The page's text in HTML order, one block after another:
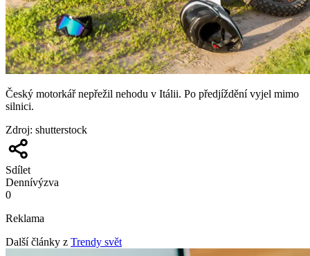
Český motorkář nepřežil nehodu v Itálii. Po předjíždění vyjel mimo
silnici.
Zdroj: shutterstock
Sdílet
Dennívýzva
0
Reklama
Další články z Trendy svět